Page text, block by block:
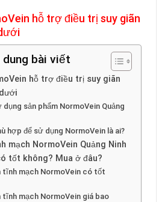
hỗ trợ điều trị suy giãn
dung bài viết
hỗ trợ điều trị suy giãn
sản phẩm NormoVein Quảng
hợp để sử dụng NormoVein là ai?
mạch NormoVein Quảng Ninh
tốt không? Mua ở đâu?
tĩnh mạch NormoVein có tốt
tĩnh mạch NormoVein giá bao